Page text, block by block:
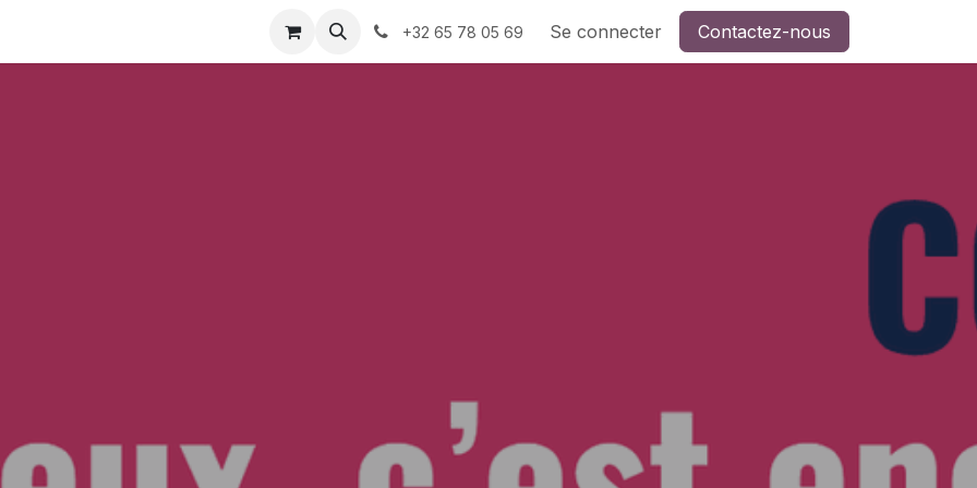
+32 65 78 05 69 Se connecter Contactez-nous